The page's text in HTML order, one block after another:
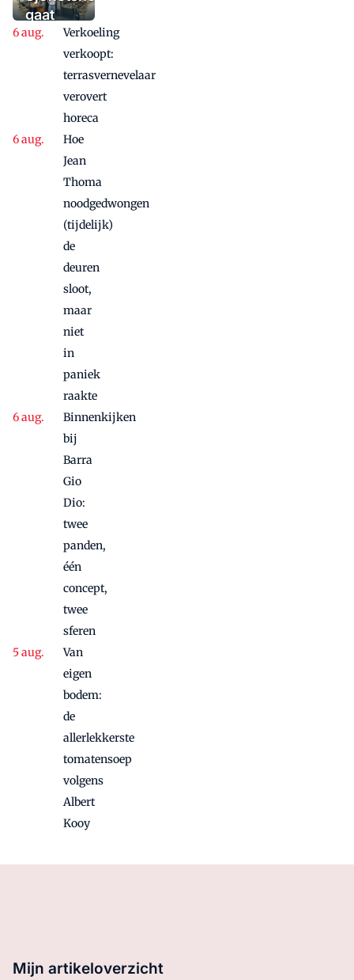
waaaaaanzinnige
aanbieding'
gaat
vanwege
succes
maandje
Verkoeling
verkoopt:
terrasvernevelaar
verovert
horeca
Hoe
Jean
Thoma
noodgedwongen
(tijdelijk)
de
deuren
sloot,
maar
niet
in
paniek
raakte
Binnenkijken
bij
Barra
Gio
Dio:
twee
panden,
één
concept,
twee
sferen
Van
eigen
bodem:
de
allerlekkerste
tomatensoep
volgens
Albert
Kooy
Mijn artikeloverzicht